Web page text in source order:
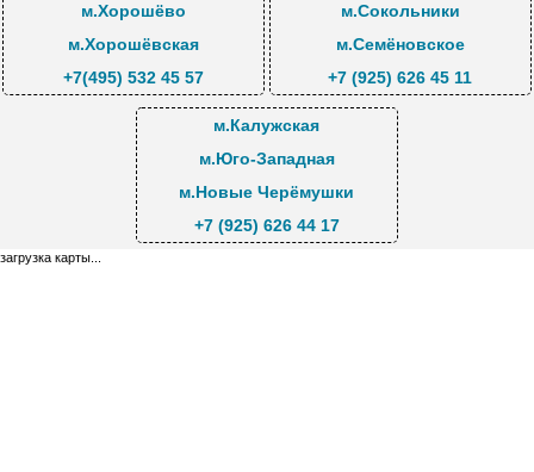
м.Хорошёво
м.Хорошёвская
+7(495) 532 45 57
м.Сокольники
м.Семёновское
+7 (925) 626 45 11
м.Калужская
м.Юго-Западная
м.Новые Черёмушки
+7 (925) 626 44 17
загрузка карты...